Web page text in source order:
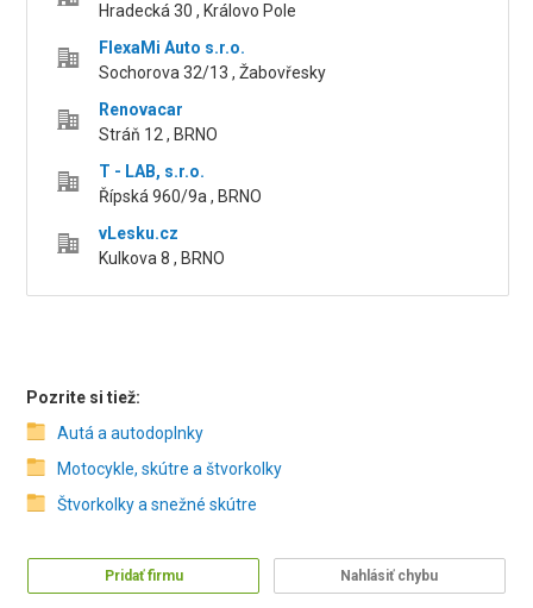
Hradecká 30 , Královo Pole
FlexaMi Auto s.r.o.
Sochorova 32/13 , Žabovřesky
Renovacar
Stráň 12 , BRNO
T - LAB, s.r.o.
Řípská 960/9a , BRNO
vLesku.cz
Kulkova 8 , BRNO
Pozrite si tiež:
Autá a autodoplnky
Motocykle, skútre a štvorkolky
Štvorkolky a snežné skútre
Pridať firmu Nahlásiť chybu